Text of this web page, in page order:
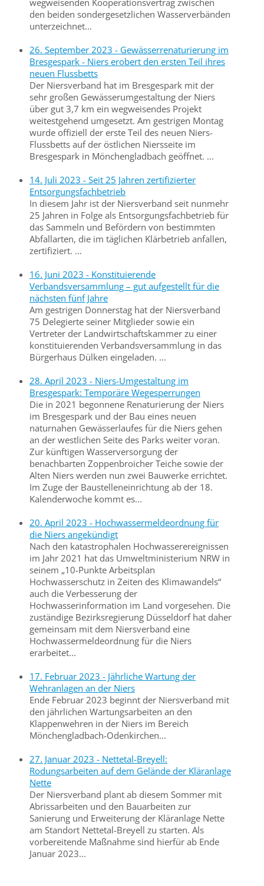
wegweisenden Kooperationsvertrag zwischen
den beiden sondergesetzlichen Wasserverbänden
unterzeichnet...
26. September 2023 - Gewässerrenaturierung im
Bresgespark - Niers erobert den ersten Teil ihres
neuen Flussbetts
Der Niersverband hat im Bresgespark mit der
sehr großen Gewässerumgestaltung der Niers
über gut 3,7 km ein wegweisendes Projekt
weitestgehend umgesetzt. Am gestrigen Montag
wurde offiziell der erste Teil des neuen Niers-
Flussbetts auf der östlichen Niersseite im
Bresgespark in Mönchengladbach geöffnet. ...
14. Juli 2023 - Seit 25 Jahren zertifizierter
Entsorgungsfachbetrieb
In diesem Jahr ist der Niersverband seit nunmehr
25 Jahren in Folge als Entsorgungsfachbetrieb für
das Sammeln und Befördern von bestimmten
Abfallarten, die im täglichen Klärbetrieb anfallen,
zertifiziert. ...
16. Juni 2023 - Konstituierende
Verbandsversammlung – gut aufgestellt für die
nächsten fünf Jahre
Am gestrigen Donnerstag hat der Niersverband
75 Delegierte seiner Mitglieder sowie ein
Vertreter der Landwirtschaftskammer zu einer
konstituierenden Verbandsversammlung in das
Bürgerhaus Dülken eingeladen. ...
28. April 2023 - Niers-Umgestaltung im
Bresgespark: Temporäre Wegesperrungen
Die in 2021 begonnene Renaturierung der Niers
im Bresgespark und der Bau eines neuen
naturnahen Gewässerlaufes für die Niers gehen
an der westlichen Seite des Parks weiter voran.
Zur künftigen Wasserversorgung der
benachbarten Zoppenbroicher Teiche sowie der
Alten Niers werden nun zwei Bauwerke errichtet.
Im Zuge der Baustelleneinrichtung ab der 18.
Kalenderwoche kommt es...
20. April 2023 - Hochwassermeldeordnung für
die Niers angekündigt
Nach den katastrophalen Hochwasserereignissen
im Jahr 2021 hat das Umweltministerium NRW in
seinem „10-Punkte Arbeitsplan
Hochwasserschutz in Zeiten des Klimawandels“
auch die Verbesserung der
Hochwasserinformation im Land vorgesehen. Die
zuständige Bezirksregierung Düsseldorf hat daher
gemeinsam mit dem Niersverband eine
Hochwassermeldeordnung für die Niers
erarbeitet...
17. Februar 2023 - Jährliche Wartung der
Wehranlagen an der Niers
Ende Februar 2023 beginnt der Niersverband mit
den jährlichen Wartungsarbeiten an den
Klappenwehren in der Niers im Bereich
Mönchengladbach-Odenkirchen...
27. Januar 2023 - Nettetal-Breyell:
Rodungsarbeiten auf dem Gelände der Kläranlage
Nette
Der Niersverband plant ab diesem Sommer mit
Abrissarbeiten und den Bauarbeiten zur
Sanierung und Erweiterung der Kläranlage Nette
am Standort Nettetal-Breyell zu starten. Als
vorbereitende Maßnahme sind hierfür ab Ende
Januar 2023...